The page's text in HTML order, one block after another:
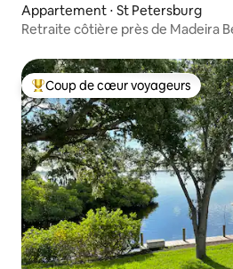
Appartement ⋅ St Petersburg
Retraite côtière près de Madeira
Coups de cœur voyageurs les
Coup de cœur voyageurs